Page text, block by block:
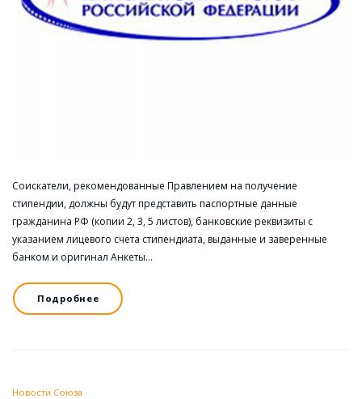
Соискатели, рекомендованные Правлением на получение
стипендии, должны будут представить паспортные данные
гражданина РФ (копии 2, 3, 5 листов), банковские реквизиты с
указанием лицевого счета стипендиата, выданные и заверенные
банком и оригинал Анкеты…
Подробнее
Новости Союза